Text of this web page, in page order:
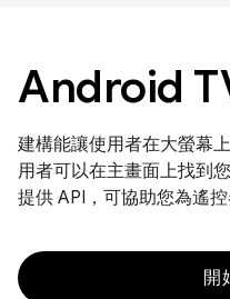
Android
建構能讓使用者在大螢幕
用者可以在主畫面上找到
提供 API，可協助您為遙
開